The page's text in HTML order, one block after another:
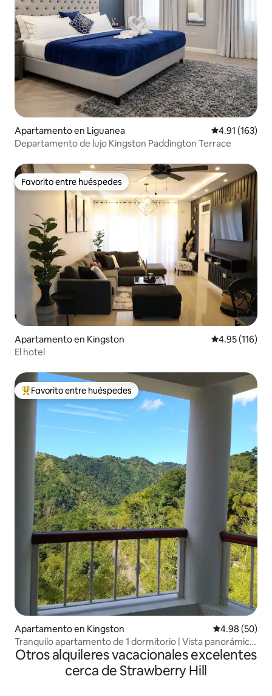
Apartamento en Liguanea Calificación
4.91 (163)
Departamento de lujo Kingston Paddington Terrace
Favorito entre huéspedes
Favorito entre huéspedes
Apartamento en Kingston Calificación
4.95 (116)
El hotel
Favorito entre huéspedes preferido
Favorito entre huéspedes
Apartamento en Kingston Calificación
4.98 (50)
Tranquilo apartamento de 1 dormitorio | Vista panorámica
a la colina, cerca de Irish Town
Otros alquileres vacacionales excelentes
cerca de Strawberry Hill